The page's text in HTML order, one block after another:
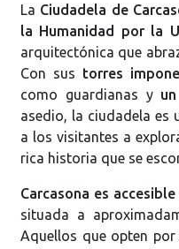
La Ciudadela de
la Humanidad por la
arquitectónica que
Con sus torres
como guardianas y
asedio, la ciudadela es
a los visitantes a
rica historia que se
Carcasona es
situada a
Aquellos que opten